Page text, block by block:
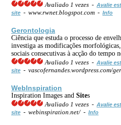
Avaliado 1 vezes - Avalie
site - www.rwnet.blogspot.com - Info
Gerontologia
Ciência que estuda o processo de
investiga as modificações
sociais consecutivas à acção do tempo
Avaliado 1 vezes - Avalie
site - vascofernandes.wordpress.com/
WebInspiration
Inspiration Images and Sites
Avaliado 1 vezes - Avalie
site - webinspiration.net/ - Info